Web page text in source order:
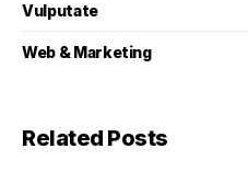
Vulputate
Web & Marketing
Related Posts